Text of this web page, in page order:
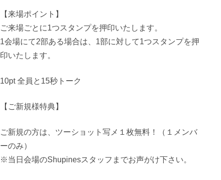
【来場ポイント】
ご来場ごとに1つスタンプを押印いたします。
1会場にて2部ある場合は、1部に対して1つスタンプを押
印いたします。
10pt 全員と15秒トーク
【ご新規様特典】
ご新規の方は、ツーショット写メ１枚無料！（１メンバ
ーのみ）
※当日会場のShupinesスタッフまでお声がけ下さい。